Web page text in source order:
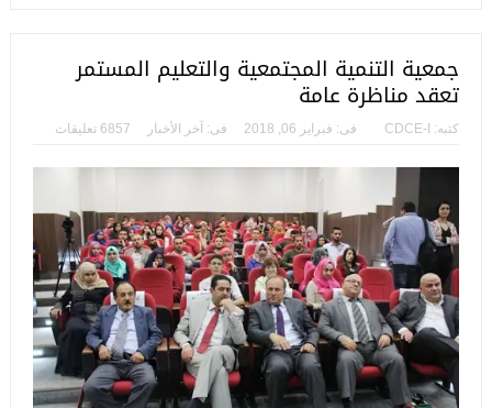
جمعية التنمية المجتمعية والتعليم المستمر
تعقد مناظرة عامة
كتبه: CDCE-I فى: فبراير 06, 2018 فى: آخر الأخبار 6857 تعليقات